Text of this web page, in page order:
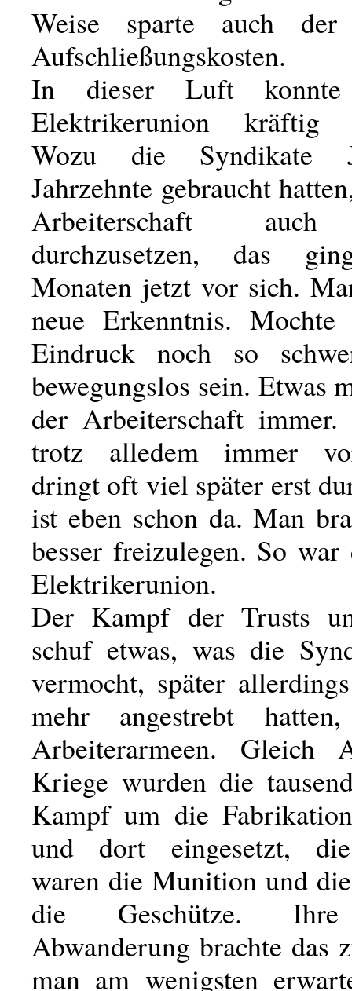
Weise sparte auch
Aufschließungskosten.
In dieser Luft
Elektrikerunion kräftig
Wozu die Syndikate
Jahrzehnte gebraucht
Arbeiterschaft
durchzusetzen, das
Monaten jetzt vor sich.
neue Erkenntnis. Mochte
Eindruck noch so
bewegungslos sein. Etwas
der Arbeiterschaft immer.
trotz alledem immer
dringt oft viel später erst
ist eben schon da. Man
besser freizulegen. So
Elektrikerunion.
Der Kampf der Trusts
schuf etwas, was die
vermocht, später
mehr angestrebt
Arbeiterarmeen. Gleich
Kriege wurden die
Kampf um die
und dort eingesetzt,
waren die Munition und
die Geschütze. Ihre
Abwanderung brachte das
man am wenigsten